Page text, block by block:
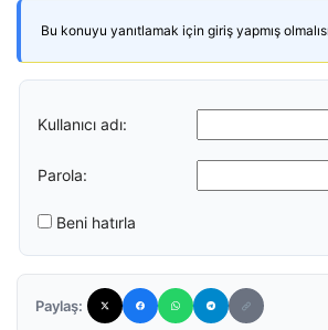
Bu konuyu yanıtlamak için giriş yapmış
Kullanıcı adı:
Parola:
Beni hatırla
Paylaş: